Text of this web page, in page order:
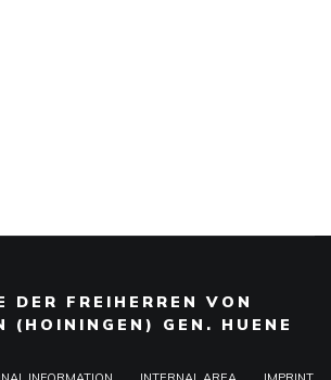
DER FREIHERREN VON
(HOININGEN) GEN. HUENE